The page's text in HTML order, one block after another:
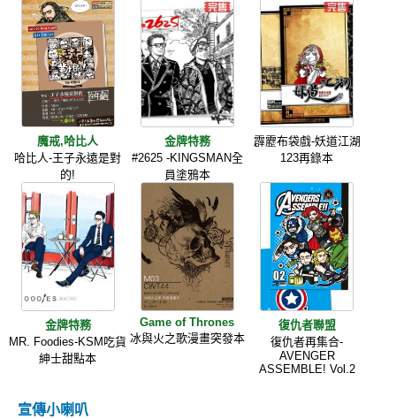
魔戒,哈比人
哈比人-王子永遠是對
的!
金牌特務
#2625 -KINGSMAN全
員塗鴉本
霹靂布袋戲-妖道江湖
123再錄本
金牌特務
MR. Foodies-KSM吃貨
紳士甜點本
Game of Thrones
冰與火之歌漫畫突發本
復仇者聯盟
復仇者再集合-
AVENGER
ASSEMBLE! Vol.2
宣傳小喇叭